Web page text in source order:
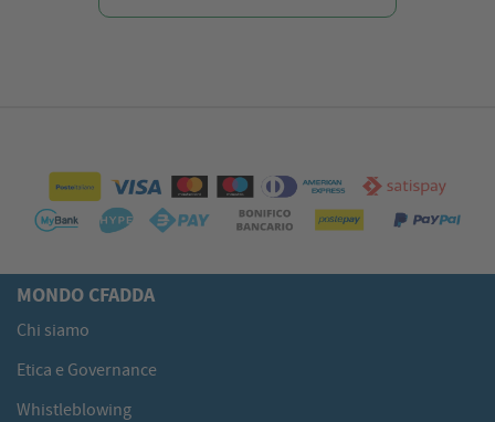
MONDO CFADDA
Chi siamo
Etica e Governance
Whistleblowing